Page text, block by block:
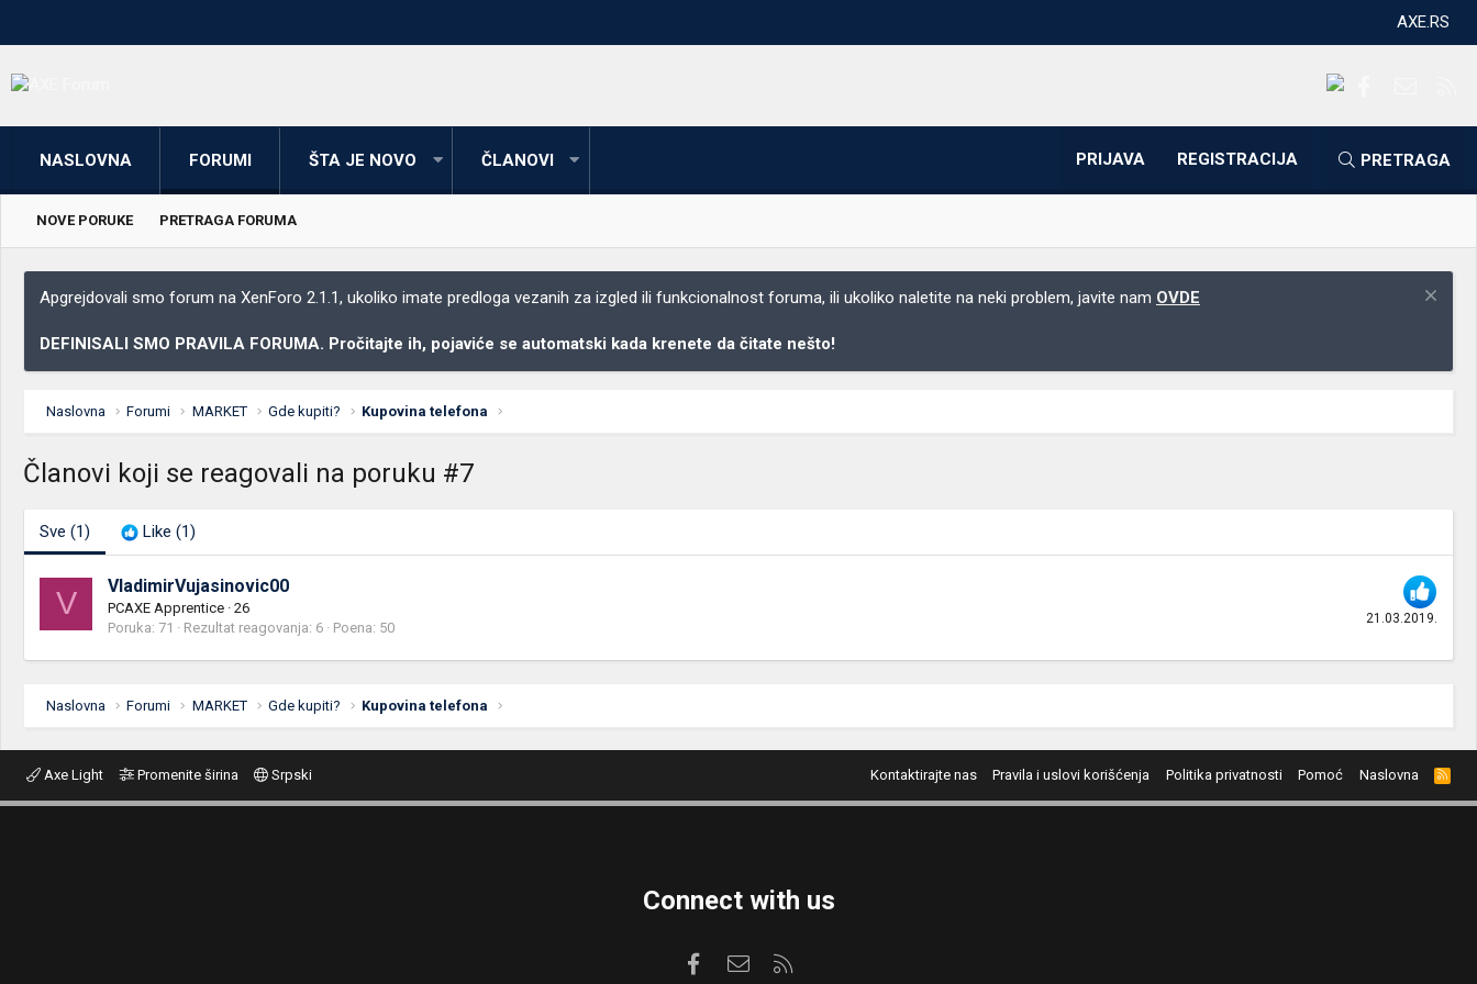
AXE.RS
NASLOVNA FORUMI ŠTA JE NOVO ČLANOVI PRIJAVA REGISTRACIJA PRETRAGA
NOVE PORUKE PRETRAGA FORUMA
Apgrejdovali smo forum na XenForo 2.1.1, ukoliko imate predloga vezanih za izgled ili funkcionalnost foruma, ili ukoliko naletite na neki problem, javite nam OVDE
DEFINISALI SMO PRAVILA FORUMA. Pročitajte ih, pojaviće se automatski kada krenete da čitate nešto!
Naslovna Forumi MARKET Gde kupiti? Kupovina telefona
Članovi koji se reagovali na poruku #7
Sve (1) Like (1)
V 21.03.2019.
VladimirVujasinovic00
PCAXE Apprentice · 26
Poruka 71 Rezultat reagovanja 6 Poena 50
Naslovna Forumi MARKET Gde kupiti? Kupovina telefona
Axe Light Promenite širina Srpski Kontaktirajte nas Pravila i uslovi korišćenja Politika privatnosti Pomoć Naslovna
R
S
S
Connect with us
FacebookKontaktirajte nas